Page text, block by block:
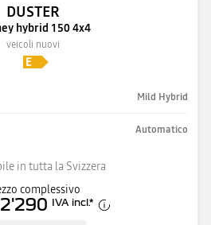
DUSTER
hybrid 150 4x4
veicoli nuovi
Mild Hybrid
Automatico
in tutta la Svizzera
complessivo
IVA incl.*